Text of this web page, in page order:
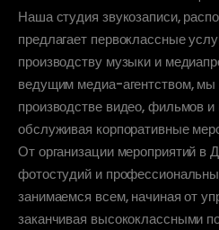
Наша студия звукозаписи,
предлагает первоклассные
производству музыки и
ведущим медиа-агентством, мы
производстве видео, фильмов
обслуживая корпоративные
От организации мероприятий
фотостудий и
занимаемся всем, начиная от
заканчивая высококлассными